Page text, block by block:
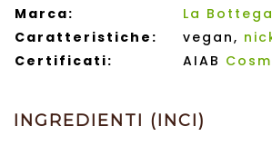
Marca:
La
Caratteristiche:
vegan,
Certificati:
AIAB
INGREDIENTI (INCI)